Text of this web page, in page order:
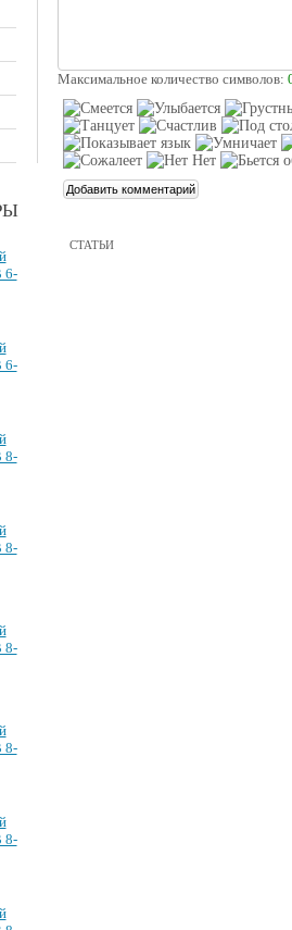
6-
6-
8-
8-
8-
8-
8-
Максимальное количество символов:
СТАТЬИ